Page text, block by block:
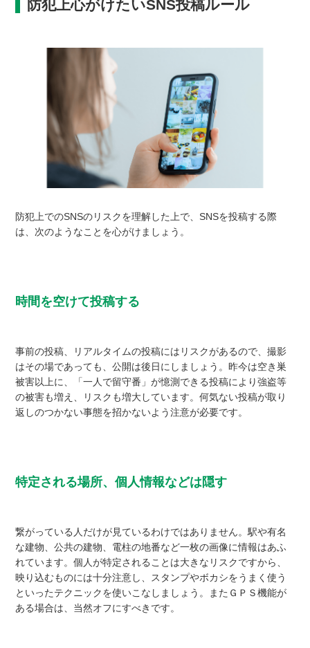
防犯上心がけたいSNS投稿ルール
防犯上でのSNSのリスクを理解した上で、SNSを投稿する際
は、次のようなことを心がけましょう。
時間を空けて投稿する
事前の投稿、リアルタイムの投稿にはリスクがあるので、撮影
はその場であっても、公開は後日にしましょう。昨今は空き巣
被害以上に、「一人で留守番」が憶測できる投稿により強盗等
の被害も増え、リスクも増大しています。何気ない投稿が取り
返しのつかない事態を招かないよう注意が必要です。
特定される場所、個人情報などは隠す
繋がっている人だけが見ているわけではありません。駅や有名
な建物、公共の建物、電柱の地番など一枚の画像に情報はあふ
れています。個人が特定されることは大きなリスクですから、
映り込むものには十分注意し、スタンプやボカシをうまく使う
といったテクニックを使いこなしましょう。またＧＰＳ機能が
ある場合は、当然オフにすべきです。